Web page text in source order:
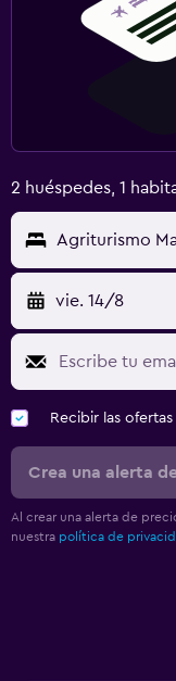
Gimnasio
Lavandería
Plancha y tabla de
Zona de trabajo
Escritorio
2 huéspedes, 1
Agriturismo
vie. 14/8
Recibir las
Crea una alerta
Al crear una alerta de
nuestra política de